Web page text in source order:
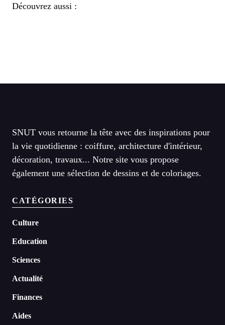
Découvrez aussi :
SNUT vous retourne la tête avec des inspirations pour
la vie quotidienne : coiffure, architecture d'intérieur,
décoration, travaux... Notre site vous propose
également une sélection de dessins et de coloriages.
CATÉGORIES
Culture
Education
Sciences
Actualité
Finances
Aides